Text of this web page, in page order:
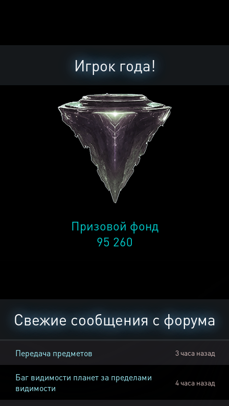
Игрок года!
Призовой фонд
95 260
Свежие сообщения с форума
Передача предметов 3 часа назад
Баг видимости планет за пределами
видимости
4 часа назад